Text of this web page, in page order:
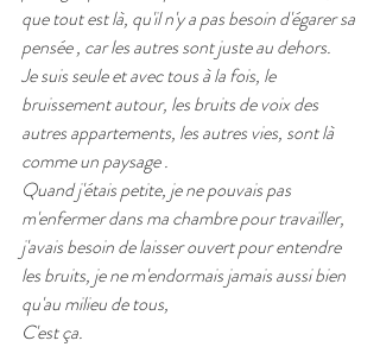
que tout est là, qu'il n'y a pas besoin d'égarer sa
pensée , car les autres sont juste au dehors.
Je suis seule et avec tous à la fois, le
bruissement autour, les bruits de voix des
autres appartements, les autres vies, sont là
comme un paysage .
Quand j'étais petite, je ne pouvais pas
m'enfermer dans ma chambre pour travailler,
j'avais besoin de laisser ouvert pour entendre
les bruits, je ne m'endormais jamais aussi bien
qu'au milieu de tous,
C'est ça.